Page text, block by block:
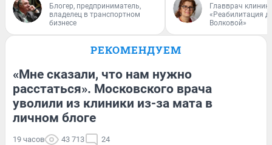
Блогер, предприниматель,
владелец в транспортном
бизнесе
Главврач
«Реабилитация
Волковой»
РЕКОМЕНДУЕМ
«Мне сказали, что нам нужно
расстаться». Московского врача
уволили из клиники из-за мата в
личном блоге
19 часов 43 713 24